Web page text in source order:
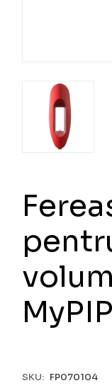
SKU: FP070104